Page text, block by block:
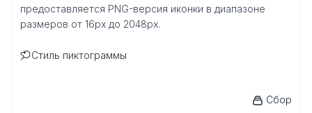
предоставляется PNG-версия иконки в диапазоне
размеров от 16px до 2048px.
Стиль пиктограммы
Сбор